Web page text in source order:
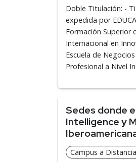
Doble Titulación: -
expedida por
Formación Superior
Internacional en
Escuela de
Profesional a Nivel
Sedes donde
Intelligence y
Campus a